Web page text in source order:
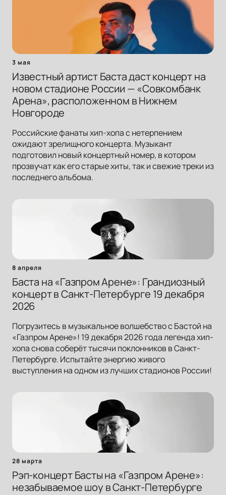
3 мая
Известный артист Баста даст концерт на
новом стадионе России — «Совкомбанк
Арена», расположенном в Нижнем
Новгороде
Российские фанаты хип-хопа с нетерпением
ожидают зрелищного концерта. Музыкант
подготовил новый концертный номер, в котором
прозвучат как его старые хиты, так и свежие треки из
последнего альбома.
8 апреля
Баста на «Газпром Арене»: Грандиозный
концерт в Санкт-Петербурге 19 декабря
2026
Погрузитесь в музыкальное волшебство с Бастой на
«Газпром Арене»! 19 декабря 2026 года легенда хип-
хопа снова соберёт тысячи поклонников в Санкт-
Петербурге. Испытайте энергию живого
выступления на одном из лучших стадионов России!
28 марта
Рэп-концерт Басты на «Газпром Арене»:
незабываемое шоу в Санкт-Петербурге